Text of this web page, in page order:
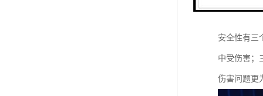
安全性有三
中受伤害；
伤害问题更